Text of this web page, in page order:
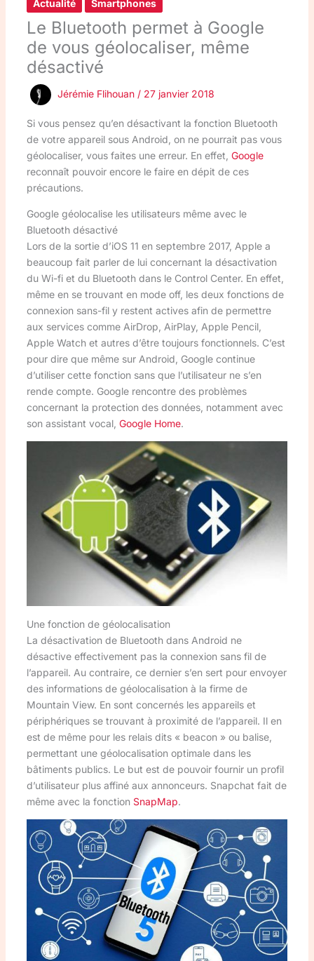
Actualité Smartphones
Le Bluetooth permet à Google
de vous géolocaliser, même
désactivé
Jérémie Flihouan / 27 janvier 2018
Si vous pensez qu’en désactivant la fonction Bluetooth
de votre appareil sous Android, on ne pourrait pas vous
géolocaliser, vous faites une erreur. En effet, Google
reconnaît pouvoir encore le faire en dépit de ces
précautions.
Google géolocalise les utilisateurs même avec le
Bluetooth désactivé
Lors de la sortie d’iOS 11 en septembre 2017, Apple a
beaucoup fait parler de lui concernant la désactivation
du Wi-fi et du Bluetooth dans le Control Center. En effet,
même en se trouvant en mode off, les deux fonctions de
connexion sans-fil y restent actives afin de permettre
aux services comme AirDrop, AirPlay, Apple Pencil,
Apple Watch et autres d’être toujours fonctionnels. C’est
pour dire que même sur Android, Google continue
d’utiliser cette fonction sans que l’utilisateur ne s’en
rende compte. Google rencontre des problèmes
concernant la protection des données, notamment avec
son assistant vocal, Google Home.
Une fonction de géolocalisation
La désactivation de Bluetooth dans Android ne
désactive effectivement pas la connexion sans fil de
l’appareil. Au contraire, ce dernier s’en sert pour envoyer
des informations de géolocalisation à la firme de
Mountain View. En sont concernés les appareils et
périphériques se trouvant à proximité de l’appareil. Il en
est de même pour les relais dits « beacon » ou balise,
permettant une géolocalisation optimale dans les
bâtiments publics. Le but est de pouvoir fournir un profil
d’utilisateur plus affiné aux annonceurs. Snapchat fait de
même avec la fonction SnapMap.